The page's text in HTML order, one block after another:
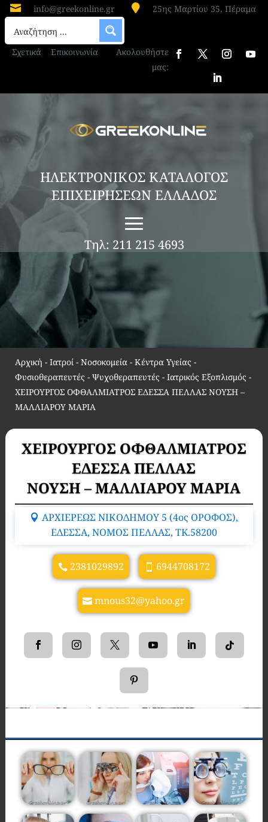
 info@greekonline.gr  25ης Μαρτίου 35, Πέραμα
Σχετικά Επικοινωνία
Ακολουθήστε
μας:
ΗΛΕΚΤΡΟΝΙΚΟΣ ΚΑΤΑΛΟΓΟΣ
ΕΠΙΧΕΙΡΗΣΕΩΝ ΕΛΛΑΔΟΣ
Τηλ: 211 215 4693
Αρχική - Ιατροί - Νοσοκομεία - Κέντρα Υγείας -
Φυσιοθεραπευτές - Ψυχοθεραπευτές - Ιατρικός Εξοπλισμός-
ΧΕΙΡΟΥΡΓΟΣ ΟΦΘΑΛΜΙΑΤΡΟΣ ΕΔΕΣΣΑ ΠΕΛΛΑΣ ΝΟΥΣΗ –
ΜΑΛΛΙΑΡΟΥ ΜΑΡΙΑ
ΧΕΙΡΟΥΡΓΟΣ ΟΦΘΑΛΜΙΑΤΡΟΣ
ΕΔΕΣΣΑ ΠΕΛΛΑΣ
ΝΟΥΣΗ – ΜΑΛΛΙΑΡΟΥ ΜΑΡΙΑ
ΑΡΧΙΕΡΕΩΣ ΝΙΚΟΔΗΜΟΥ 5 (4ος ΟΡΟΦΟΣ),
ΕΔΕΣΣΑ, ΝΟΜΟΣ ΠΕΛΛΑΣ, TK.58200
2381029892 6944708172
mnous32@yahoo.gr